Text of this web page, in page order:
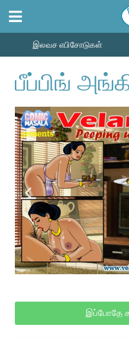
இலவச எபிசோடுகள்
பீப்பிங்
இப்போதே